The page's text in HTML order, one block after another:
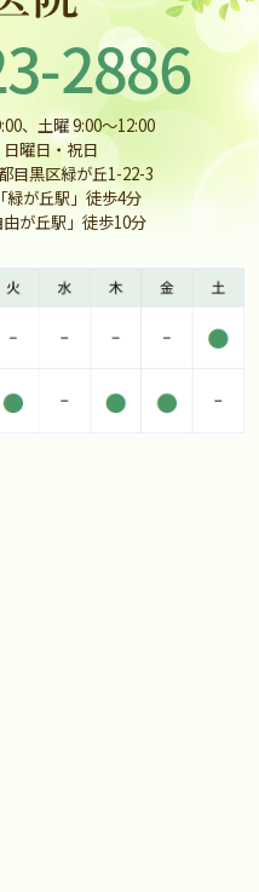
、土曜 9:00〜12:00
曜日・祝日
目黒区緑が丘1-22-3
緑が丘駅」徒歩4分
丘駅」徒歩10分